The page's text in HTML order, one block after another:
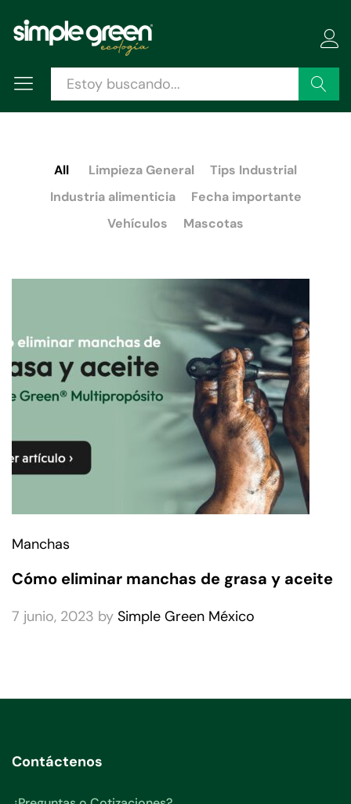
Buscar
All Limpieza General
Tips Industrial
Industria alimenticia
Fecha importante
Vehículos
Mascotas
Manchas
Cómo eliminar manchas de grasa y aceite
7 junio, 2023 by Simple Green México
Contáctenos